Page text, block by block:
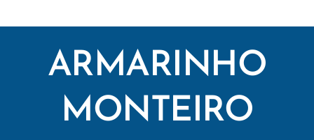
ARMARINHO
MONTEIRO